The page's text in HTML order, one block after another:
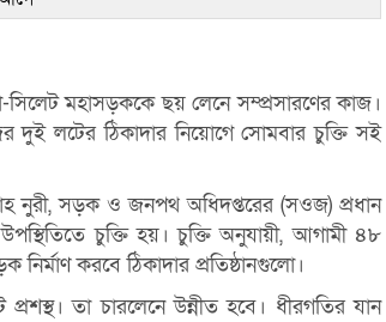
সিলেট মহাসড়ককে ছয় লেনে সম্প্রসারণের কাজ।
দুই লটের ঠিকাদার নিয়োগে সোমবার চুক্তি সই
নুরী, সড়ক ও জনপথ অধিদপ্তরের (সওজ) প্রধান
চুক্তি হয়। চুক্তি অনুযায়ী, আগামী ৪৮
করবে ঠিকাদার প্রতিষ্ঠানগুলো।
তা চারলেনে উন্নীত হবে। ধীরগতির যান